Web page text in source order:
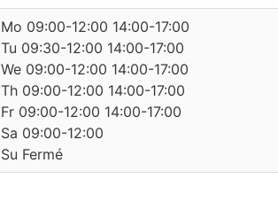
Mo 09:00-12:00 14:00-17:00
Tu 09:30-12:00 14:00-17:00
We 09:00-12:00 14:00-17:00
Th 09:00-12:00 14:00-17:00
Fr 09:00-12:00 14:00-17:00
Sa 09:00-12:00
Su Fermé